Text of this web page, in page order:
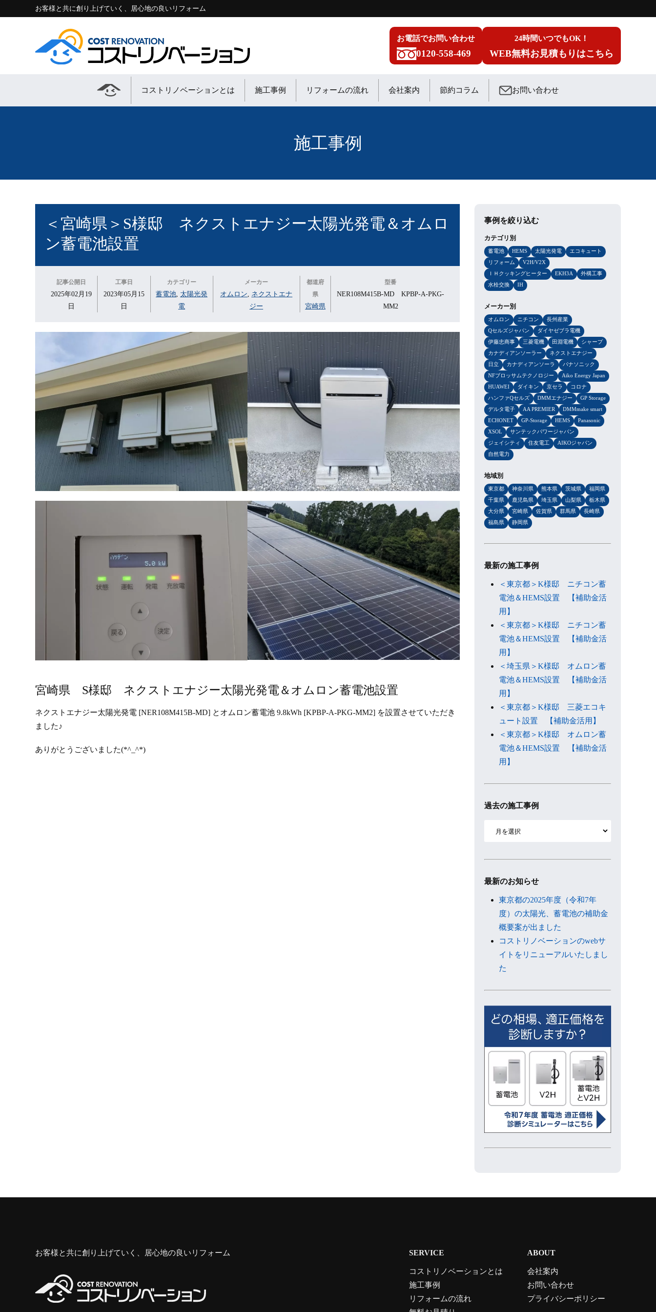
お客様と共に創り上げていく、居心地の良いリフォーム
お電話でお問い合わせ
0120-558-469
24時間いつでもOK！
WEB無料お見積もりはこちら
コストリノベーションとは 施工事例 リフォームの流れ 会社案内 節約コラム お問い合わせ
施工事例
＜宮崎県＞S様邸 ネクストエナジー太陽光発電＆オムロ
ン蓄電池設置
記事公開日
2025年02月19
日
工事日
2023年05月15
日
カテゴリー
蓄電池 太陽光発
電
メーカー
オムロン
ネクストエナ
ジー
都道府
県
宮崎県
型番
NER108M415B-MD KPBP-A-PKG-
MM2
宮崎県 S様邸 ネクストエナジー太陽光発電＆オムロン蓄電池設置
ネクストエナジー太陽光発電 [NER108M415B-MD] とオムロン蓄電池 9.8kWh [KPBP-A-PKG-MM2] を設置させていただき
ました♪
ありがとうございました(*^_^*)
事例を絞り込む
カテゴリ別
蓄電池 HEMS 太陽光発電
エコキュート
リフォーム
V2H/V2X
ＩＨクッキングヒーター
EKH3A
外構工事
水栓交換
IH
メーカー別
オムロン ニチコン
長州産業
Qセルズジャパン
ダイヤゼブラ電機
伊藤忠商事
三菱電機 田淵電機
シャープ
カナディアンソーラー
ネクストエナジー
日立
カナディアンソーラ
パナソニック
NFブロッサムテクノロジー
Aiko Energy Japan
HUAWEI
ダイキン 京セラ
コロナ
ハンファQセルズ
DMMエナジー
GP Storage
デルタ電子
AA PREMIER
DMMmake smart
ECHONET
GP-Storage HEMS
Panasonic
XSOL
サンテックパワージャパン
ジェイシティ
住友電工
AIKOジャパン
自然電力
地域別
東京都 神奈川県 熊本県 茨城県
福岡県
千葉県
鹿児島県 埼玉県 山梨県
栃木県
大分県
宮崎県 佐賀県 群馬県
長崎県
福島県
静岡県
最新の施工事例
＜東京都＞K様邸 ニチコン蓄
電池＆HEMS設置 【補助金活
用】
＜東京都＞K様邸 ニチコン蓄
電池＆HEMS設置 【補助金活
用】
＜埼玉県＞K様邸 オムロン蓄
電池＆HEMS設置 【補助金活
用】
＜東京都＞K様邸 三菱エコキ
ュート設置 【補助金活用】
＜東京都＞K様邸 オムロン蓄
電池＆HEMS設置 【補助金活
用】
過去の施工事例
ブ
最新のお知らせ
東京都の2025年度（令和7年
度）の太陽光、蓄電池の補助金
概要案が出ました
コストリノベーションのwebサ
イトをリニューアルいたしまし
た
お客様と共に創り上げていく、居心地の良いリフォーム SERVICE
コストリノベーションとは
施工事例
リフォームの流れ
ABOUT
会社案内
お問い合わせ
プライバシーポリシー